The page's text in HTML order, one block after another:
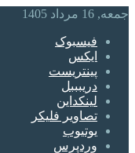
جمعه, 16 مرداد 1405
فیسبوک
ایکس
پینتریست
دریبببل
لینکداین
تصاویر فلیکر
یوتیوب
وردپرس